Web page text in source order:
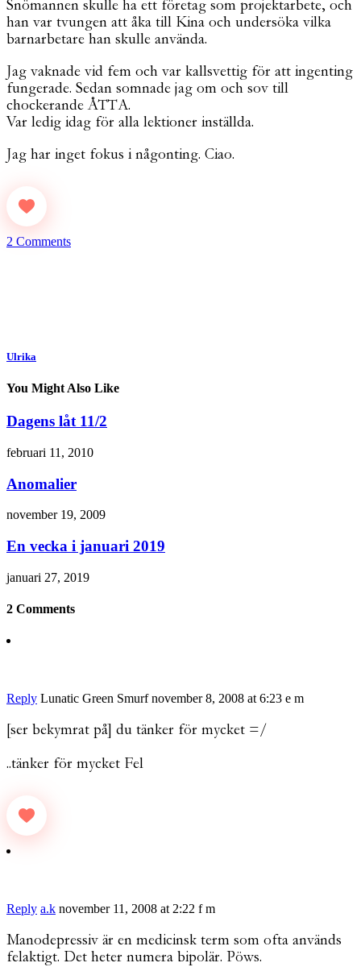
Snömannen skulle ha ett företag som projektarbete, och
han var tvungen att åka till Kina och undersöka vilka
barnarbetare han skulle använda.
Jag vaknade vid fem och var kallsvettig för att ingenting
fungerade. Sedan somnade jag om och sov till
chockerande ÅTTA.
Var ledig idag för alla lektioner inställda.
Jag har inget fokus i någonting. Ciao.
2 Comments
Ulrika
You Might Also Like
Dagens låt 11/2
februari 11, 2010
Anomalier
november 19, 2009
En vecka i januari 2019
januari 27, 2019
2 Comments
Reply Lunatic Green Smurf november 8, 2008 at 6:23 e m
[ser bekymrat på] du tänker för mycket =/
..tänker för mycket Fel
Reply a.k november 11, 2008 at 2:22 f m
Manodepressiv är en medicinsk term som ofta används
felaktigt. Det heter numera bipolär. Pöws.